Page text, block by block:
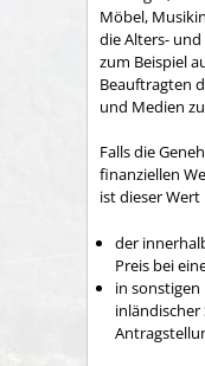
Möbel,
die Alters-
zum Beispiel
Beauftragten
und Medien
Falls die
finanziellen
ist dieser Wert
der
Preis bei
in